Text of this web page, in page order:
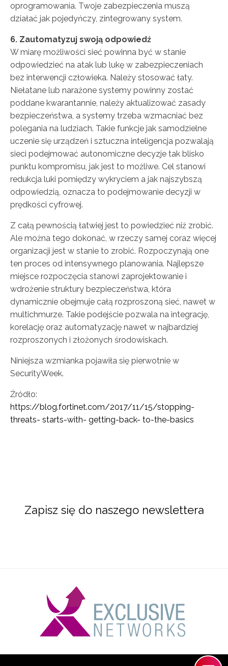
oprogramowania. Twoje zabezpieczenia muszą
działać jak pojedyńczy, zintegrowany system.
6. Zautomatyzuj swoją odpowiedź
W miarę możliwości sieć powinna być w stanie
odpowiedzieć na atak lub lukę w zabezpieczeniach
bez interwencji człowieka. Należy stosować łaty.
Niełatane lub narażone systemy powinny zostać
poddane kwarantannie, należy aktualizować zasady
bezpieczeństwa, a systemy trzeba wzmacniać bez
polegania na ludziach. Takie funkcje jak samodzielne
uczenie się urządzeń i sztuczna inteligencja pozwalają
sieci podejmować autonomiczne decyzje tak blisko
punktu kompromisu, jak jest to możliwe. Cel stanowi
redukcja luki pomiędzy wykryciem a jak najszybszą
odpowiedzią, oznacza to podejmowanie decyzji w
prędkości cyfrowej.
Z całą pewnością łatwiej jest to powiedzieć niż zrobić.
Ale można tego dokonać, w rzeczy samej coraz więcej
organizacji jest w stanie to zrobić. Rozpoczynają one
ten proces od intensywnego planowania. Najlepsze
miejsce rozpoczęcia stanowi zaprojektowanie i
wdrożenie struktury bezpieczeństwa, która
dynamicznie obejmuje całą rozproszoną sieć, nawet w
multichmurze. Takie podejście pozwala na integrację,
korelację oraz automatyzację nawet w najbardziej
rozproszonych i złożonych środowiskach.
Niniejsza wzmianka pojawiła się pierwotnie w
SecurityWeek.
Źródło:
https://blog.fortinet.com/2017/11/15/stopping-
threats- starts-with- getting-back- to-the-basics
Zapisz się do naszego newslettera